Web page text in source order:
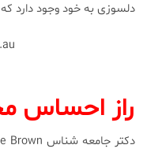
دلسوزی به خود وجود دارد
راز احساس